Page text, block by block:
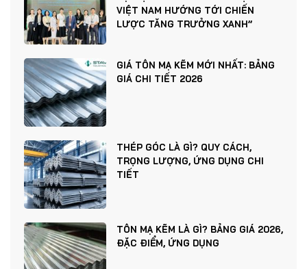
VIỆT NAM HƯỚNG TỚI CHIẾN
LƯỢC TĂNG TRƯỞNG XANH”
GIÁ TÔN MẠ KẼM MỚI NHẤT: BẢNG
GIÁ CHI TIẾT 2026
THÉP GÓC LÀ GÌ? QUY CÁCH,
TRỌNG LƯỢNG, ỨNG DỤNG CHI
TIẾT
TÔN MẠ KẼM LÀ GÌ? BẢNG GIÁ 2026,
ĐẶC ĐIỂM, ỨNG DỤNG